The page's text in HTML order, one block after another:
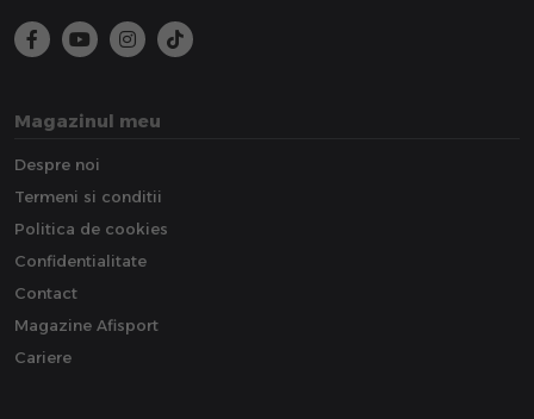
Magazinul meu
Despre noi
Termeni si conditii
Politica de cookies
Confidentialitate
Contact
Magazine Afisport
Cariere